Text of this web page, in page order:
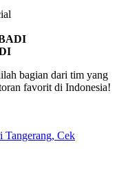
bagian dari tim yang
favorit di Indonesia!
Tangerang, Cek